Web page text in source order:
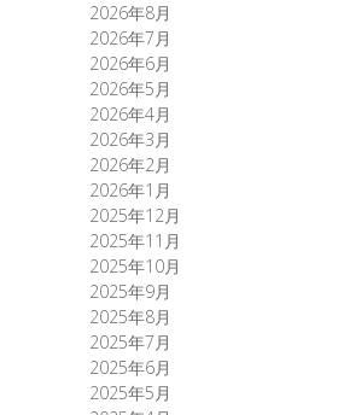
2026年8月
2026年7月
2026年6月
2026年5月
2026年4月
2026年3月
2026年2月
2026年1月
2025年12月
2025年11月
2025年10月
2025年9月
2025年8月
2025年7月
2025年6月
2025年5月